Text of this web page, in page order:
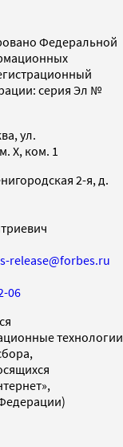
Федеральной
серия Эл №
ул.
X, ком. 1
2-я, д.
release@forbes.ru
06
технологии